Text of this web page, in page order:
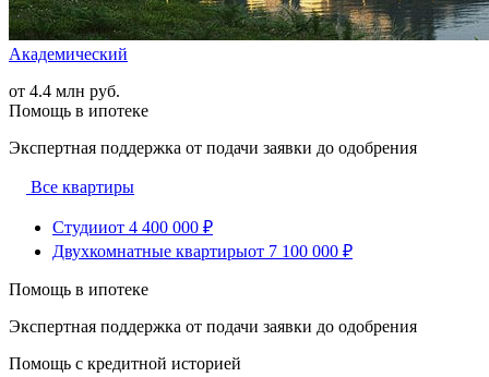
Академический
от 4.4 млн руб.
Помощь в ипотеке
Экспертная поддержка от подачи заявки до одобрения
Все квартиры
Студииот 4 400 000 ₽
Двухкомнатные квартирыот 7 100 000 ₽
Помощь в ипотеке
Экспертная поддержка от подачи заявки до одобрения
Помощь с кредитной историей